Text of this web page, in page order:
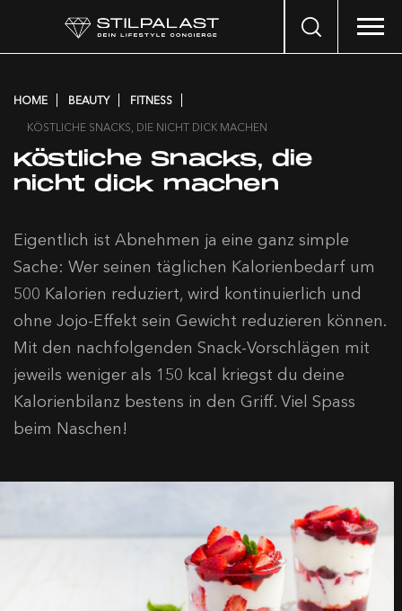
Search
HOME BEAUTY
FITNESS
KÖSTLICHE SNACKS, DIE NICHT DICK MACHEN
Köstliche Snacks, die
nicht dick machen
Eigentlich ist Abnehmen ja eine ganz simple
Sache: Wer seinen täglichen Kalorienbedarf um
500 Kalorien reduziert, wird kontinuierlich und
ohne Jojo-Effekt sein Gewicht reduzieren können.
Mit den nachfolgenden Snack-Vorschlägen mit
jeweils weniger als 150 kcal kriegst du deine
Kalorienbilanz bestens in den Griff. Viel Spass
beim Naschen!